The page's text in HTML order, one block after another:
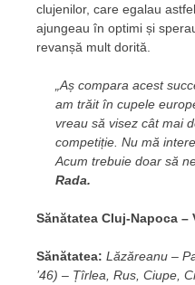
clujenilor, care egalau
ajungeau în optimi și
revanșă mult dorită.
„Aș compara acest
am trăit în cupele
vreau să visez cât mai
competiție. Nu mă
Acum trebuie doar să
Rada.
Sănătatea Cluj-Napoca
Sănătatea: Lăzăreanu –
’46) – Țîrlea, Rus, Ciupe,